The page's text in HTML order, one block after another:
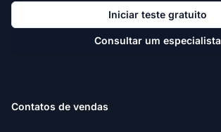
Iniciar teste gratuito
Consultar um especialista
Contatos de vendas